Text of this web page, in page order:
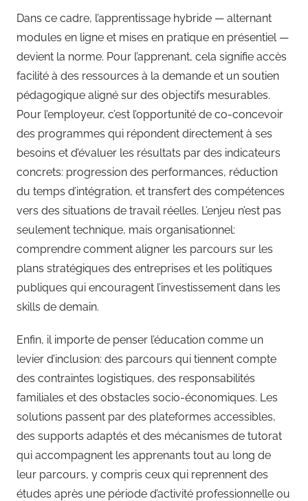
Dans ce cadre, l’apprentissage hybride — alternant
modules en ligne et mises en pratique en présentiel —
devient la norme. Pour l’apprenant, cela signifie accès
facilité à des ressources à la demande et un soutien
pédagogique aligné sur des objectifs mesurables.
Pour l’employeur, c’est l’opportunité de co-concevoir
des programmes qui répondent directement à ses
besoins et d’évaluer les résultats par des indicateurs
concrets: progression des performances, réduction
du temps d’intégration, et transfert des compétences
vers des situations de travail réelles. L’enjeu n’est pas
seulement technique, mais organisationnel:
comprendre comment aligner les parcours sur les
plans stratégiques des entreprises et les politiques
publiques qui encouragent l’investissement dans les
skills de demain.
Enfin, il importe de penser l’éducation comme un
levier d’inclusion: des parcours qui tiennent compte
des contraintes logistiques, des responsabilités
familiales et des obstacles socio-économiques. Les
solutions passent par des plateformes accessibles,
des supports adaptés et des mécanismes de tutorat
qui accompagnent les apprenants tout au long de
leur parcours, y compris ceux qui reprennent des
études après une période d’activité professionnelle ou